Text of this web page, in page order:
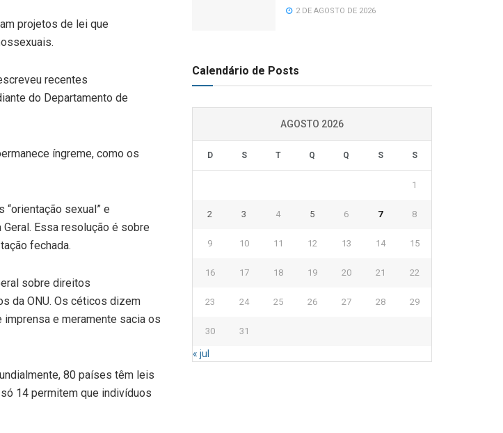
projetos de lei que
recentes
do Departamento de
íngreme, como os
sexual” e
Essa resolução é sobre
fechada.
sobre direitos
da ONU. Os céticos dizem
imprensa e meramente sacia os
80 países têm leis
14 permitem que indivíduos
2 DE AGOSTO DE 2026
Calendário de Posts
AGOSTO 2026
D S T Q Q S S
1
2 3 4 5 6 7 8
9 10 11 12 13 14 15
16 17 18 19 20 21 22
23 24 25 26 27 28 29
30 31
« jul